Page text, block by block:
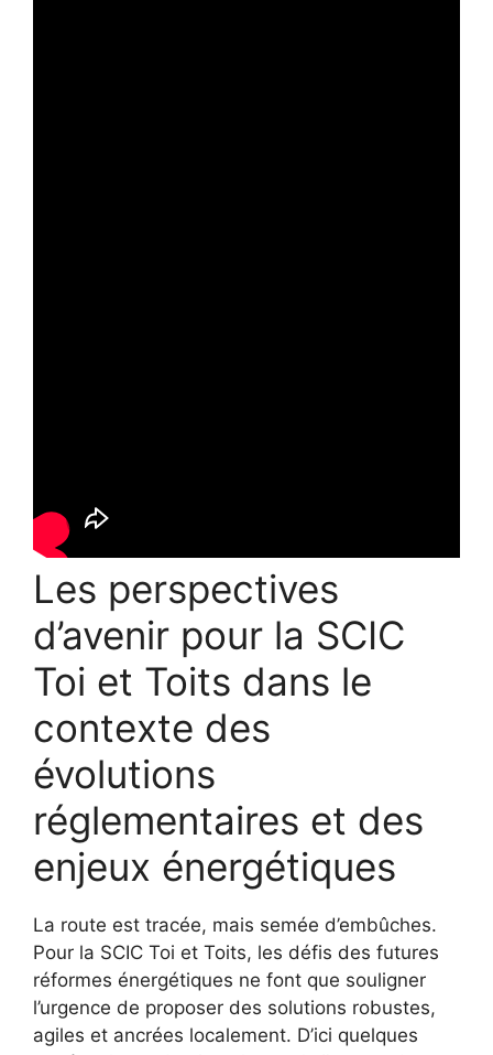
Les perspectives
d’avenir pour la SCIC
Toi et Toits dans le
contexte des
évolutions
réglementaires et des
enjeux énergétiques
La route est tracée, mais semée d’embûches.
Pour la SCIC Toi et Toits, les défis des futures
réformes énergétiques ne font que souligner
l’urgence de proposer des solutions robustes,
agiles et ancrées localement. D’ici quelques